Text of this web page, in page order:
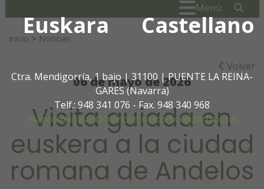
Euskara Castellano
Ctra. Mendigorría, 1 bajo | 31100 | PUENTE LA REINA-
GARES (Navarra)
Telf.: 948 341 076 - Fax. 948 340 968
mancomunidad@mancomunidadvaldizarbe.com
Menú
Inicio > Noticias
Volver
06 de mayo de 2026
Visita guiada en
euskera a la ciudad
romana de Andelos